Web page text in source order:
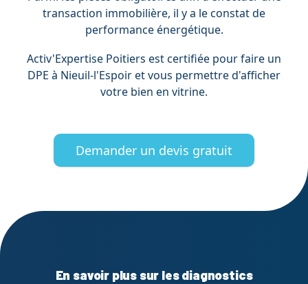
transaction immobilière, il y a le constat de
performance énergétique.
Activ'Expertise Poitiers est certifiée pour faire un
DPE à Nieuil-l'Espoir et vous permettre d'afficher
votre bien en vitrine.
Demander un devis gratuit
En savoir plus sur les diagnostics